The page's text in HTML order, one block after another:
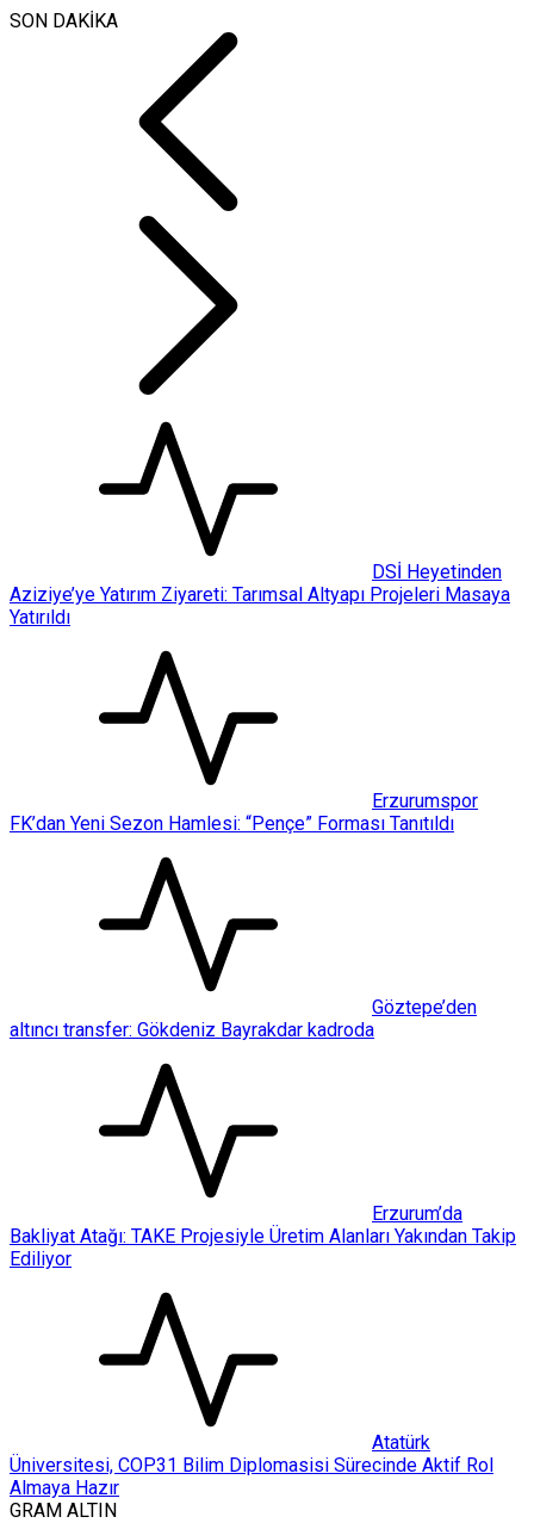
SON DAKİKA
DSİ Heyetinden
Aziziye’ye Yatırım Ziyareti: Tarımsal Altyapı Projeleri Masaya
Yatırıldı
Erzurumspor
FK’dan Yeni Sezon Hamlesi: “Pençe” Forması Tanıtıldı
Göztepe’den
altıncı transfer: Gökdeniz Bayrakdar kadroda
Erzurum’da
Bakliyat Atağı: TAKE Projesiyle Üretim Alanları Yakından Takip
Ediliyor
Atatürk
Üniversitesi, COP31 Bilim Diplomasisi Sürecinde Aktif Rol
Almaya Hazır
GRAM ALTIN